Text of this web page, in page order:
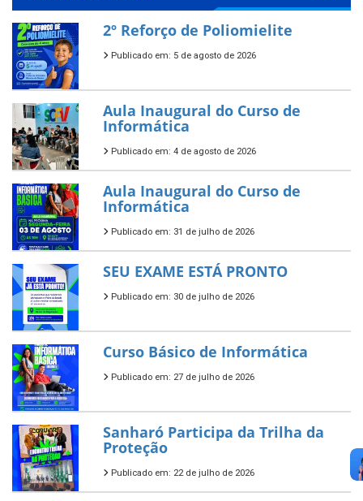
2º Reforço de Poliomielite
Publicado em: 5 de agosto de 2026
Aula Inaugural do Curso de
Informática
Publicado em: 4 de agosto de 2026
Aula Inaugural do Curso de
Informática
Publicado em: 31 de julho de 2026
SEU EXAME ESTÁ PRONTO
Publicado em: 30 de julho de 2026
Curso Básico de Informática
Publicado em: 27 de julho de 2026
Sanharó Participa da Trilha da
Proteção
Publicado em: 22 de julho de 2026